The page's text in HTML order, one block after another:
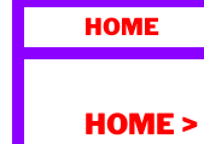
AL
HOME
HOME >